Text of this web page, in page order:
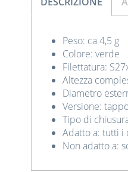
Peso: ca 4,5 g
Colore: verde
Filettatura:
Altezza
Diametro
Versione:
Tipo di
Adatto a: tutti i
Non adatto a: